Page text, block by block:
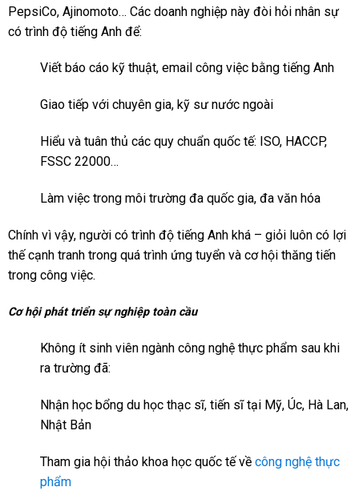
PepsiCo, Ajinomoto… Các doanh nghiệp này đòi hỏi nhân sự
có trình độ tiếng Anh để:
Viết báo cáo kỹ thuật, email công việc bằng tiếng Anh
Giao tiếp với chuyên gia, kỹ sư nước ngoài
Hiểu và tuân thủ các quy chuẩn quốc tế: ISO, HACCP,
FSSC 22000…
Làm việc trong môi trường đa quốc gia, đa văn hóa
Chính vì vậy, người có trình độ tiếng Anh khá – giỏi luôn có lợi
thế cạnh tranh trong quá trình ứng tuyển và cơ hội thăng tiến
trong công việc.
Cơ hội phát triển sự nghiệp toàn cầu
Không ít sinh viên ngành công nghệ thực phẩm sau khi
ra trường đã:
Nhận học bổng du học thạc sĩ, tiến sĩ tại Mỹ, Úc, Hà Lan,
Nhật Bản
Tham gia hội thảo khoa học quốc tế về công nghệ thực
phẩm